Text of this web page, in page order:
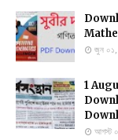
জুন ০১,
1
আগস্ট